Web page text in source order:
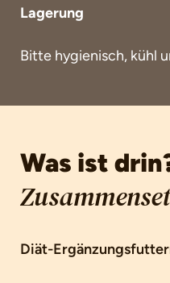
Lagerung
Bitte hygienisch, kühl
Was ist
Diät-